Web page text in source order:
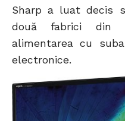
Sharp a luat decis
două fabrici din
alimentarea cu
electronice.